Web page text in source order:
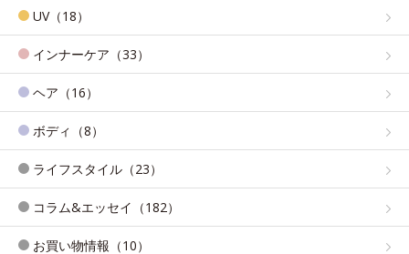
UV（18）
インナーケア（33）
ヘア（16）
ボディ（8）
ライフスタイル（23）
コラム&エッセイ（182）
お買い物情報（10）